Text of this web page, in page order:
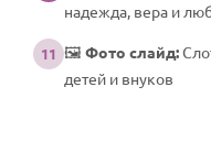
надежда, вера и
11 🖼️ Фото слайд:
детей и внуков